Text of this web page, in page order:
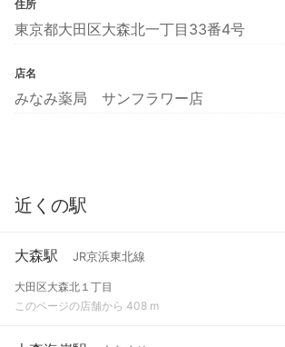
住所
東京都大田区大森北一丁目33番4号
店名
みなみ薬局 サンフラワー店
近くの駅
大森駅 JR京浜東北線
大田区大森北１丁目
このページの店舗から 408 m